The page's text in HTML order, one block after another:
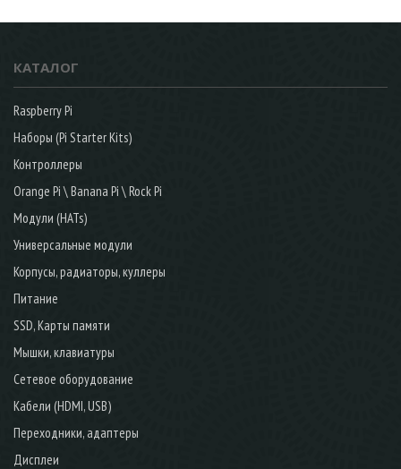
КАТАЛОГ
Raspberry Pi
Наборы (Pi Starter Kits)
Контроллеры
Orange Pi \ Banana Pi \ Rock Pi
Модули (HATs)
Универсальные модули
Корпусы, радиаторы, куллеры
Питание
SSD, Карты памяти
Мышки, клавиатуры
Сетевое оборудование
Кабели (HDMI, USB)
Переходники, адаптеры
Дисплеи